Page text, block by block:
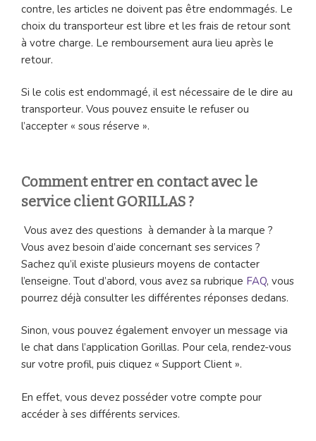
contre, les articles ne doivent pas être endommagés. Le
choix du transporteur est libre et les frais de retour sont
à votre charge. Le remboursement aura lieu après le
retour.
Si le colis est endommagé, il est nécessaire de le dire au
transporteur. Vous pouvez ensuite le refuser ou
l’accepter « sous réserve ».
Comment entrer en contact avec le
service client GORILLAS ?
Vous avez des questions à demander à la marque ?
Vous avez besoin d’aide concernant ses services ?
Sachez qu’il existe plusieurs moyens de contacter
l’enseigne. Tout d’abord, vous avez sa rubrique FAQ, vous
pourrez déjà consulter les différentes réponses dedans.
Sinon, vous pouvez également envoyer un message via
le chat dans l’application Gorillas. Pour cela, rendez-vous
sur votre profil, puis cliquez « Support Client ».
En effet, vous devez posséder votre compte pour
accéder à ses différents services.